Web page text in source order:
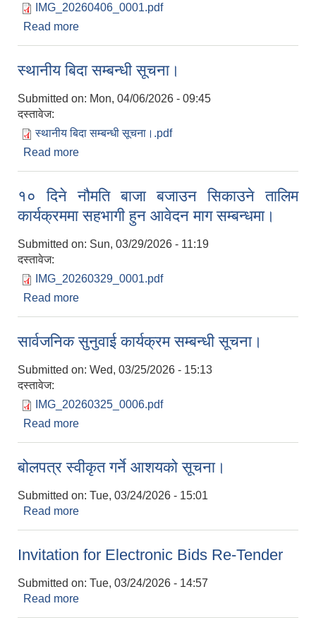
IMG_20260406_0001.pdf
Read more
स्थानीय बिदा सम्बन्धी सूचना।
Submitted on: Mon, 04/06/2026 - 09:45
दस्तावेज:
स्थानीय बिदा सम्बन्धी सूचना।.pdf
Read more
१० दिने नौमति बाजा बजाउन सिकाउने तालिम
कार्यक्रममा सहभागी हुन आवेदन माग सम्बन्धमा।
Submitted on: Sun, 03/29/2026 - 11:19
दस्तावेज:
IMG_20260329_0001.pdf
Read more
सार्वजनिक सुनुवाई कार्यक्रम सम्बन्धी सूचना।
Submitted on: Wed, 03/25/2026 - 15:13
दस्तावेज:
IMG_20260325_0006.pdf
Read more
बोलपत्र स्वीकृत गर्ने आशयको सूचना।
Submitted on: Tue, 03/24/2026 - 15:01
Read more
Invitation for Electronic Bids Re-Tender
Submitted on: Tue, 03/24/2026 - 14:57
Read more